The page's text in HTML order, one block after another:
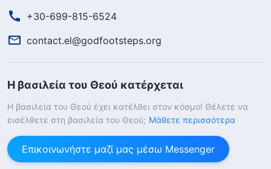
+30-699-815-6524
contact.el@godfootsteps.org
Η βασιλεία του Θεού κατέρχεται
Η βασιλεία του Θεού έχει κατέλθει στον κόσμο! Θέλετε να
εισέλθετε στη βασιλεία του Θεού; Μάθετε περισσότερα
Επικοινωνήστε μαζί μας μέσω Messenger